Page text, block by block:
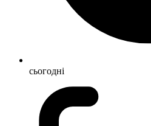
сьогодні